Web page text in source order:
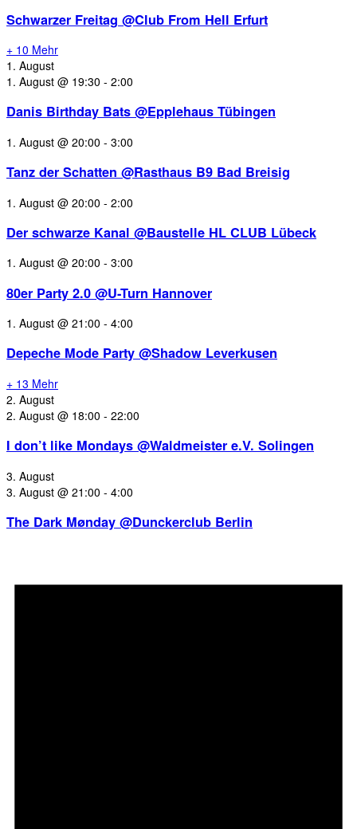
Schwarzer Freitag @Club From Hell Erfurt
+ 10 Mehr
1. August
1. August @ 19:30 - 2:00
Danis Birthday Bats @Epplehaus Tübingen
1. August @ 20:00 - 3:00
Tanz der Schatten @Rasthaus B9 Bad Breisig
1. August @ 20:00 - 2:00
Der schwarze Kanal @Baustelle HL CLUB Lübeck
1. August @ 20:00 - 3:00
80er Party 2.0 @U-Turn Hannover
1. August @ 21:00 - 4:00
Depeche Mode Party @Shadow Leverkusen
+ 13 Mehr
2. August
2. August @ 18:00 - 22:00
I don’t like Mondays @Waldmeister e.V. Solingen
3. August
3. August @ 21:00 - 4:00
The Dark Mønday @Dunckerclub Berlin